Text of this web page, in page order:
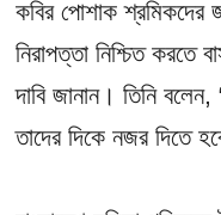
কবির পোশাক শ্রমিকদের
নিরাপত্তা নিশ্চিত করতে
দাবি জানান। তিনি
তাদের দিকে নজর দিতে